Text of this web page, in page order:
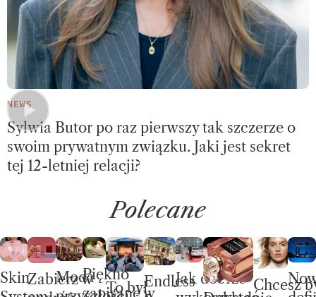
NEWS
Sylwia Butor po raz pierwszy tak szczerze o
swoim prywatnym związku. Jaki jest sekret
tej 12-letniej relacji?
Polecane
SkinZabierz w
ModaPiękno
zapisane w
To byłEndlessJak dobrze Chcesz